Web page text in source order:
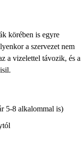
körében is egyre
a szervezet nem
a vizelettel távozik, és a
5-8 alkalommal is)